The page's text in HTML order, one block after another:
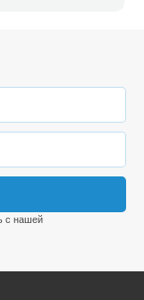
с нашей